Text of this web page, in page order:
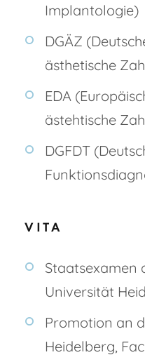
Implantologie)
DGÄZ
ästhetische
EDA
ästehtische
DGFDT
VITA
Staatsexamen
Universität
Promotion an
Heidelberg,